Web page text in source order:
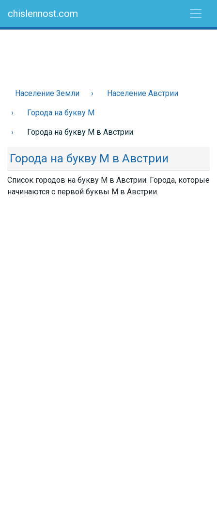
chislennost.com
Население Земли Население Австрии
Города на букву М
Города на букву М в Австрии
Города на букву М в Австрии
Список городов на букву М в Австрии. Города, которые
начинаются с первой буквы М в Австрии.